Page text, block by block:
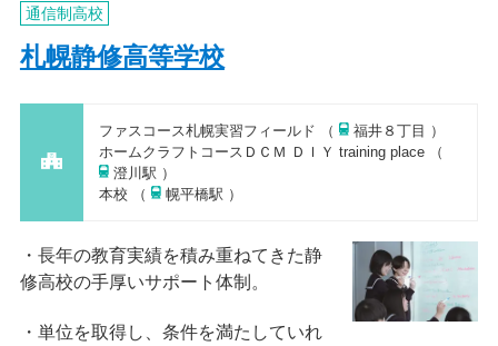
通信制高校
札幌静修高等学校
ファスコース札幌実習フィールド （
福井８丁目 ）
ホームクラフトコースＤＣＭ ＤＩＹ training place （
澄川駅 ）
本校 （
幌平橋駅 ）
長年の教育実績を積み重ねてきた静
修高校の手厚いサポート体制。
単位を取得し、条件を満たしていれ